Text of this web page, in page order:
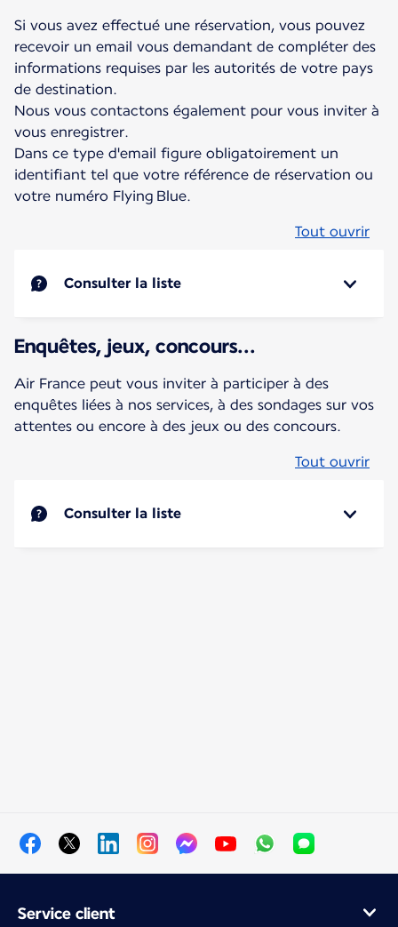
Si vous avez effectué une réservation, vous pouvez
recevoir un email vous demandant de compléter des
informations requises par les autorités de votre pays
de destination.
Nous vous contactons également pour vous inviter à
vous enregistrer.
Dans ce type d'email figure obligatoirement un
identifiant tel que votre référence de réservation ou
votre numéro Flying Blue.
Tout ouvrir
Consulter la liste
Enquêtes, jeux, concours...
Air France peut vous inviter à participer à des
enquêtes liées à nos services, à des sondages sur vos
attentes ou encore à des jeux ou des concours.
Tout ouvrir
Consulter la liste
Service client